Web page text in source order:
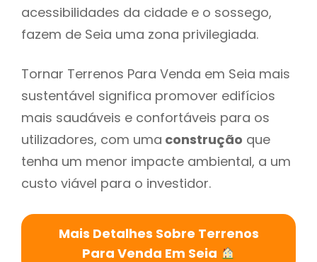
acessibilidades da cidade e o sossego,
fazem de Seia uma zona privilegiada.
Tornar Terrenos Para Venda em Seia mais
sustentável significa promover edifícios
mais saudáveis e confortáveis para os
utilizadores, com uma construção que
tenha um menor impacte ambiental, a um
custo viável para o investidor.
Mais Detalhes Sobre Terrenos
Para Venda Em Seia